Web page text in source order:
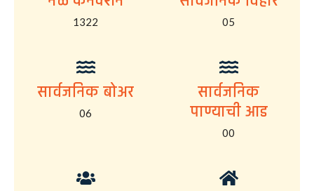
1322 05
सार्वजनिक बोअर
06
सार्वजनिक
पाण्याची आड
00